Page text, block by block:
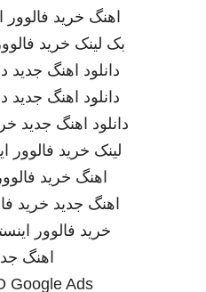
اهنگ خرید فالوور
بک لینک خرید
دانلود اهنگ جدید
دانلود اهنگ جدید
دانلود اهنگ جدید
لینک خرید فالوور
اهنگ خرید
اهنگ جدید خرید
خرید فالوور
اهنگ
Google Ads